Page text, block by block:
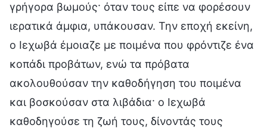
γρήγορα βωμούς· όταν τους είπε να φορέσουν
ιερατικά άμφια, υπάκουσαν. Την εποχή εκείνη,
ο Ιεχωβά έμοιαζε με ποιμένα που φρόντιζε ένα
κοπάδι προβάτων, ενώ τα πρόβατα
ακολουθούσαν την καθοδήγηση του ποιμένα
και βοσκούσαν στα λιβάδια· ο Ιεχωβά
καθοδηγούσε τη ζωή τους, δίνοντάς τους